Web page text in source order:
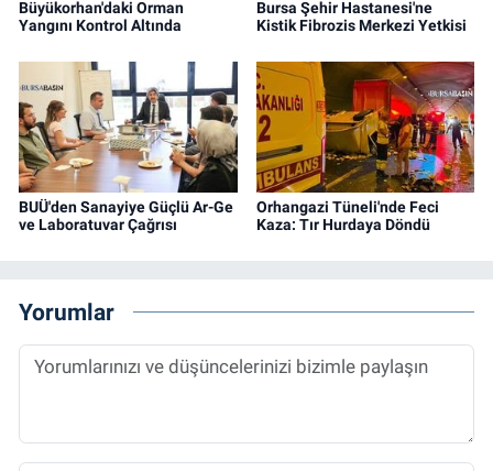
Büyükorhan'daki Orman
Yangını Kontrol Altında
Bursa Şehir Hastanesi'ne
Kistik Fibrozis Merkezi Yetkisi
BUÜ'den Sanayiye Güçlü Ar-Ge
ve Laboratuvar Çağrısı
Orhangazi Tüneli'nde Feci
Kaza: Tır Hurdaya Döndü
Yorumlar